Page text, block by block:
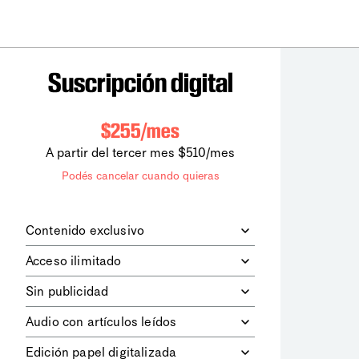
Suscripción digital
$255/mes
A partir del tercer mes $510/mes
Podés cancelar cuando quieras
Contenido exclusivo
digitales dela diaria
los contenidos de Le Monde
diplomatique.
Acceso ilimitado
contenidos.
Sin publicidad
publicitarios.
Audio con artículos leídos
Edición papel digitalizada